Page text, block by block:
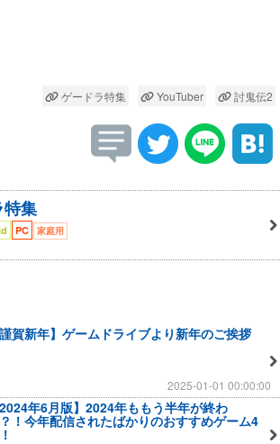
ゲードラ特集 YouTuber 討鬼伝2
集
PC 家庭用
謹賀新年】ゲームドライブより新年のご挨拶
2025-01-01 00:00:00
2024年6月版】2024年ももう半年が終わ
！今年配信されたばかりのおすすめゲーム4